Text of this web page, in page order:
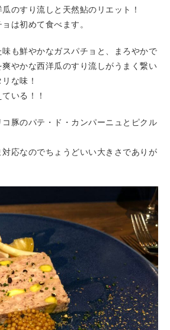
瓜のすり流しと天然鮎のリエット！
は初めて食べます。
味も鮮やかなガスパチョと、まろやかで
やかな西洋瓜のすり流しがうまく繋い
な味！
いる！！
豚のパテ・ド・カンパーニュとピクル
応なのでちょうどいい大きさでありが